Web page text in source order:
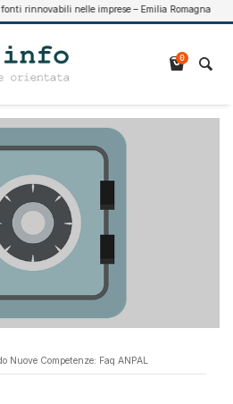
nelle imprese – Emilia Romagna
0
Nuove Competenze: Faq ANPAL